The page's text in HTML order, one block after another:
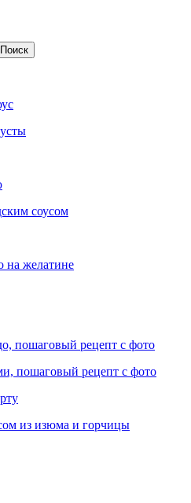
соусом
на желатине
пошаговый рецепт с фото
пошаговый рецепт с фото
из изюма и горчицы